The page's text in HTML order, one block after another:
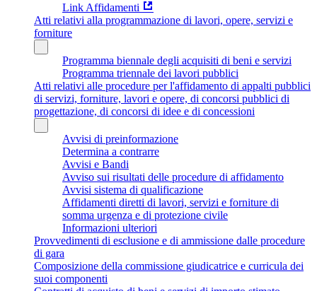
Link Affidamenti
Atti relativi alla programmazione di lavori, opere, servizi e
forniture
Programma biennale degli acquisiti di beni e servizi
Programma triennale dei lavori pubblici
Atti relativi alle procedure per l'affidamento di appalti pubblici
di servizi, forniture, lavori e opere, di concorsi pubblici di
progettazione, di concorsi di idee e di concessioni
Avvisi di preinformazione
Determina a contrarre
Avvisi e Bandi
Avviso sui risultati delle procedure di affidamento
Avvisi sistema di qualificazione
Affidamenti diretti di lavori, servizi e forniture di
somma urgenza e di protezione civile
Informazioni ulteriori
Provvedimenti di esclusione e di ammissione dalle procedure
di gara
Composizione della commissione giudicatrice e curricula dei
suoi componenti